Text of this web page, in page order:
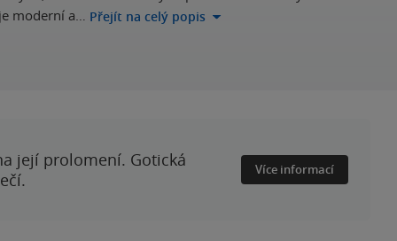
moderní a… Přejít na celý popis
její prolomení. Gotická
Více informací